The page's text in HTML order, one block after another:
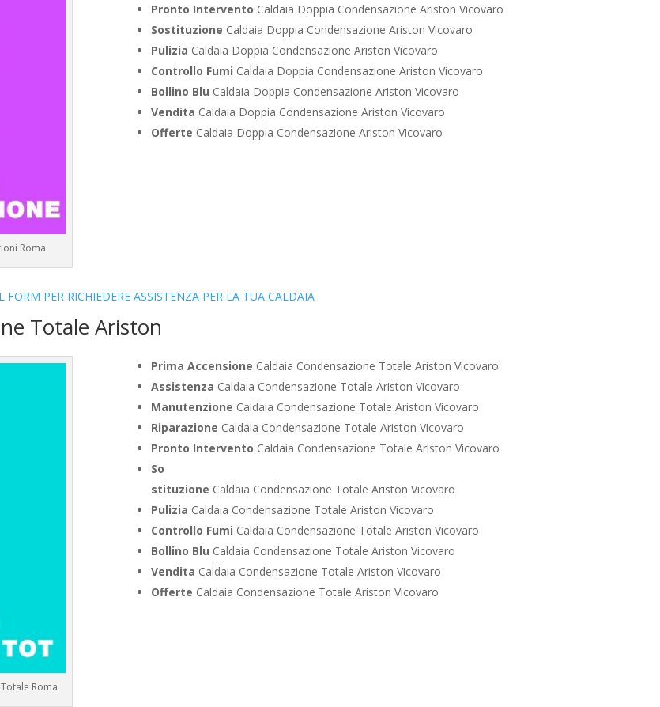
Roma
Pronto Intervento Caldaia Doppia Condensazione Ariston Vicovaro
Sostituzione Caldaia Doppia Condensazione Ariston Vicovaro
Pulizia Caldaia Doppia Condensazione Ariston Vicovaro
Controllo Fumi Caldaia Doppia Condensazione Ariston Vicovaro
Bollino Blu Caldaia Doppia Condensazione Ariston Vicovaro
Vendita Caldaia Doppia Condensazione Ariston Vicovaro
Offerte Caldaia Doppia Condensazione Ariston Vicovaro
FORM PER RICHIEDERE ASSISTENZA PER LA TUA CALDAIA
Totale Ariston
Roma
Prima Accensione Caldaia Condensazione Totale Ariston Vicovaro
Assistenza Caldaia Condensazione Totale Ariston Vicovaro
Manutenzione Caldaia Condensazione Totale Ariston Vicovaro
Riparazione Caldaia Condensazione Totale Ariston Vicovaro
Pronto Intervento Caldaia Condensazione Totale Ariston Vicovaro
So
stituzione Caldaia Condensazione Totale Ariston Vicovaro
Pulizia Caldaia Condensazione Totale Ariston Vicovaro
Controllo Fumi Caldaia Condensazione Totale Ariston Vicovaro
Bollino Blu Caldaia Condensazione Totale Ariston Vicovaro
Vendita Caldaia Condensazione Totale Ariston Vicovaro
Offerte Caldaia Condensazione Totale Ariston Vicovaro